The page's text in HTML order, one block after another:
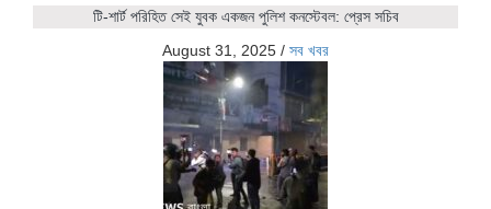
টি-শার্ট পরিহিত সেই যুবক একজন পুলিশ কনস্টেবল: প্রেস সচিব
August 31, 2025 / সব খবর